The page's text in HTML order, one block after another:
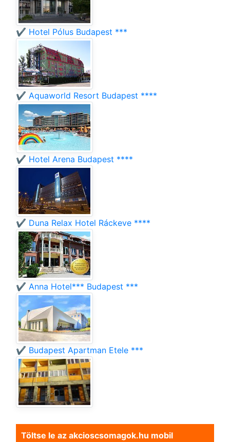
✔️ Hotel Pólus Budapest ***
✔️ Aquaworld Resort Budapest ****
✔️ Hotel Arena Budapest ****
✔️ Duna Relax Hotel Ráckeve ****
✔️ Anna Hotel*** Budapest ***
✔️ Budapest Apartman Etele ***
Töltse le az akcioscsomagok.hu mobil